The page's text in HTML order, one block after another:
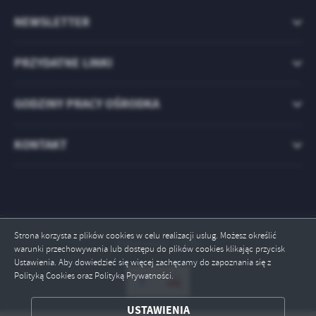
Strona korzysta z plików cookies w celu realizacji usług. Możesz określić
warunki przechowywania lub dostępu do plików cookies klikając przycisk
Ustawienia. Aby dowiedzieć się więcej zachęcamy do zapoznania się z
Polityką Cookies oraz Polityką Prywatności.
USTAWIENIA
społecznościowych.
ZAPISZ WYBRANE
PRZYDATNE LINKI
NEWSLETTER
GODZINY PRACY OŚRODKA
KONTAKT
Odwiedzin: 17795